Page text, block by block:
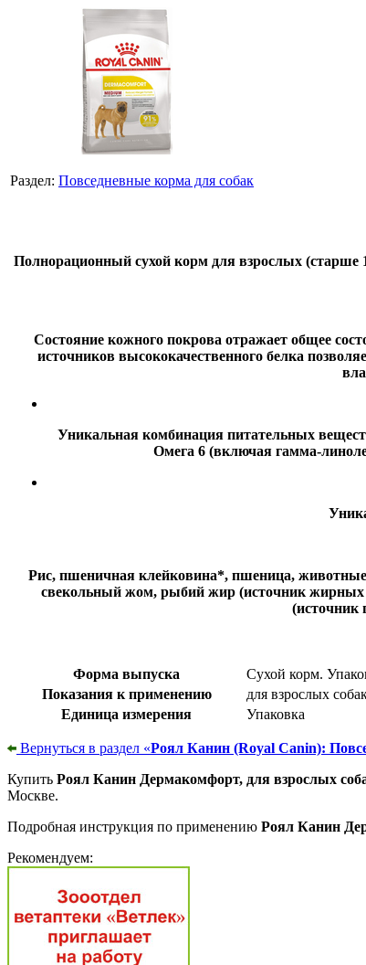
Раздел: Повседневные корма для собак
Полнорационный сухой корм для взрослых (старше
Состояние кожного покрова отражает общее
источников высококачественного белка
Уникальная комбинация питательных
Омега 6 (включая гамма-
Рис, пшеничная клейковина*, пшеница,
свекольный жом, рыбий жир (источник жирных
(источник
Форма выпуска
Сухой корм.
Показания к применению
для взрослых
Единица измерения
Упаковка
Вернуться в раздел «Роял Канин (Royal Canin):
Купить Роял Канин Дермакомфорт, для взрослых
Москве.
Подробная инструкция по применению Роял Канин
Рекомендуем: